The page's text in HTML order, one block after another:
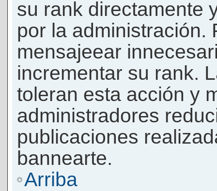
su rank directamente
por la administración.
mensajeear
incrementar su rank.
toleran esta acción y
administradores
publicaciones
bannearte.
Arriba